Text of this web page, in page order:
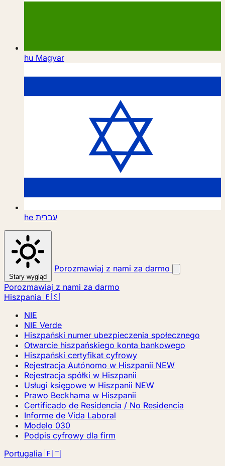
hu Magyar
he עברית
Stary wygląd
Porozmawiaj z nami za darmo
Porozmawiaj z nami za darmo
Hiszpania 🇪🇸
NIE
NIE Verde
Hiszpański numer ubezpieczenia społecznego
Otwarcie hiszpańskiego konta bankowego
Hiszpański certyfikat cyfrowy
Rejestracja Autónomo w Hiszpanii NEW
Rejestracja spółki w Hiszpanii
Usługi księgowe w Hiszpanii NEW
Prawo Beckhama w Hiszpanii
Certificado de Residencia / No Residencia
Informe de Vida Laboral
Modelo 030
Podpis cyfrowy dla firm
Portugalia 🇵🇹